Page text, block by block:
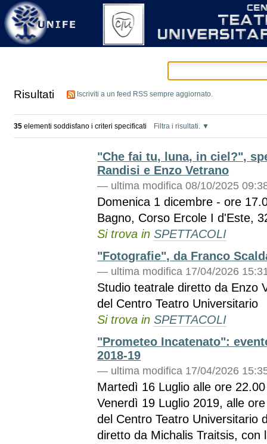
Salta
contenuti.
Salta
Strumenti
personali
Risultati Iscriviti a un feed RSS sempre aggiornato.
35 elementi soddisfano i criteri specificati Filtra i risultati.
"Che fai tu, luna, in ciel?",
Randisi e Enzo Vetrano
— ultima modifica 08/10/2025
Domenica 1 dicembre - ore
Bagno, Corso Ercole I d'Este,
Si trova in SPETTACOLI
"Fotografie", da Franco
— ultima modifica 17/04/2026
Studio teatrale diretto da Enzo
del Centro Teatro Universitario
Si trova in SPETTACOLI
"Prometeo Incatenato":
2018-19
— ultima modifica 17/04/2026
Martedì 16 Luglio alle ore
Venerdì 19 Luglio 2019, alle
del Centro Teatro Universitario
diretto da Michalis Traitsis, con